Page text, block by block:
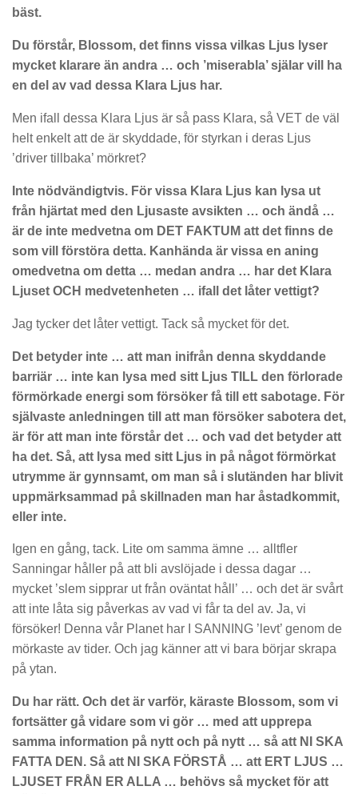
bäst.
Du förstår, Blossom, det finns vissa vilkas Ljus lyser
mycket klarare än andra … och ’miserabla’ själar vill ha
en del av vad dessa Klara Ljus har.
Men ifall dessa Klara Ljus är så pass Klara, så VET de väl
helt enkelt att de är skyddade, för styrkan i deras Ljus
’driver tillbaka’ mörkret?
Inte nödvändigtvis. För vissa Klara Ljus kan lysa ut
från hjärtat med den Ljusaste avsikten … och ändå …
är de inte medvetna om DET FAKTUM att det finns de
som vill förstöra detta. Kanhända är vissa en aning
omedvetna om detta … medan andra … har det Klara
Ljuset OCH medvetenheten … ifall det låter vettigt?
Jag tycker det låter vettigt. Tack så mycket för det.
Det betyder inte … att man inifrån denna skyddande
barriär … inte kan lysa med sitt Ljus TILL den förlorade
förmörkade energi som försöker få till ett sabotage. För
självaste anledningen till att man försöker sabotera det,
är för att man inte förstår det … och vad det betyder att
ha det. Så, att lysa med sitt Ljus in på något förmörkat
utrymme är gynnsamt, om man så i slutänden har blivit
uppmärksammad på skillnaden man har åstadkommit,
eller inte.
Igen en gång, tack. Lite om samma ämne … alltfler
Sanningar håller på att bli avslöjade i dessa dagar …
mycket ’slem sipprar ut från oväntat håll’ … och det är svårt
att inte låta sig påverkas av vad vi får ta del av. Ja, vi
försöker! Denna vår Planet har I SANNING ’levt’ genom de
mörkaste av tider. Och jag känner att vi bara börjar skrapa
på ytan.
Du har rätt. Och det är varför, käraste Blossom, som vi
fortsätter gå vidare som vi gör … med att upprepa
samma information på nytt och på nytt … så att NI SKA
FATTA DEN. Så att NI SKA FÖRSTÅ … att ERT LJUS …
LJUSET FRÅN ER ALLA … behövs så mycket för att